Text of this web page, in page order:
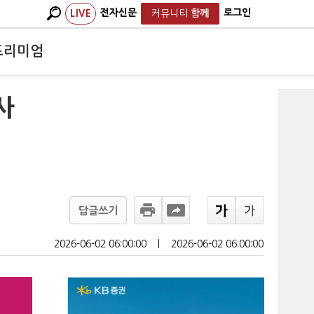
LIVE 전자신문 커뮤니티 함께 로그인
리미엄
답글쓰기
2026-06-02 06:00:00 2026-06-02 06:00:00